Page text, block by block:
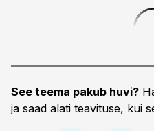
See teema pakub huvi?
ja saad alati teavituse, kui